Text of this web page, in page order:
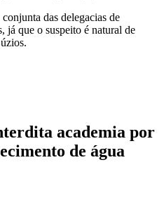
das delegacias de
já que o suspeito é natural de
academia por
de água